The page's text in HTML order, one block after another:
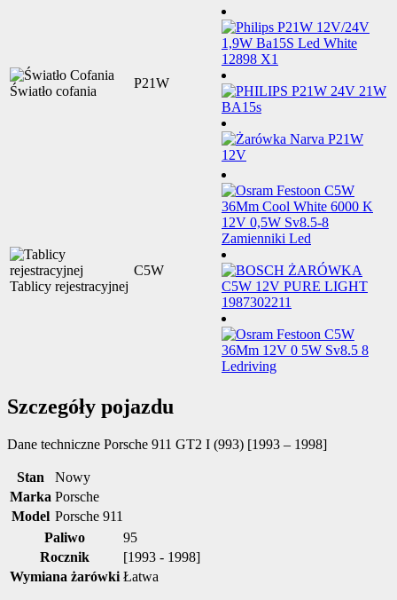
Światło cofania
P21W
Tablicy rejestracyjnej
C5W
Szczegóły pojazdu
Dane techniczne Porsche 911 GT2 I (993) [1993 – 1998]
Stan
Nowy
Marka Porsche
Model Porsche 911
Paliwo
95
Rocznik
[1993 - 1998]
Wymiana żarówki Łatwa